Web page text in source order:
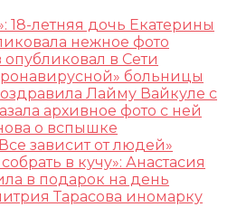
18-летняя дочь Екатерины
нежное фото
в Сети
больницы
Лайму Вайкуле с
архивное фото с ней
о вспышке
зависит от людей»
в кучу»: Анастасия
в подарок на день
Тарасова иномарку